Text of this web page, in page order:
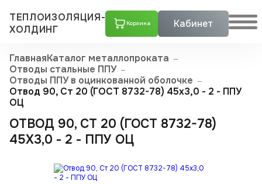
ТЕПЛОИЗОЛЯЦИЯ-
ХОЛДИНГ
Корзина Кабинет
ГлавнаяКаталог металлопроката
Отводы стальные ППУ
Отводы ППУ в оцинкованной оболочке
Отвод 90, Ст 20 (ГОСТ 8732-78) 45x3,0 - 2 - ППУ
ОЦ
ОТВОД 90, СТ 20 (ГОСТ 8732-78)
45X3,0 - 2 - ППУ ОЦ